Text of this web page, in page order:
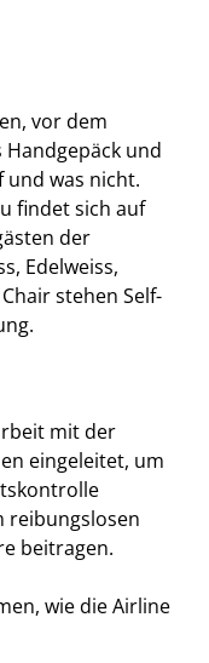
vor dem
und
und was nicht.
findet sich auf
der
Edelweiss,
stehen Self-
mit der
eingeleitet, um
reibungslosen
beitragen.
wie die Airline